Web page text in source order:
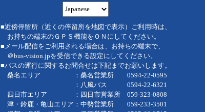
■近傍停留所（近くの停留所を地図で表示）ご利用時は、
お持ちの端末のＧＰＳ機能をＯＮにしてください。
■メール配信をご利用される場合は、お持ちの端末で、
＠bus-vision.jpを受信できる設定にしてください。
■バスの運行に関するお問合せは下記までお願いします。
桑名エリア ：桑名営業所 0594-22-0595
：八風バス 0594-22-6321
四日市エリア ：四日市営業所 059-323-0808
津・鈴鹿・亀山エリア：中勢営業所 059-233-3501